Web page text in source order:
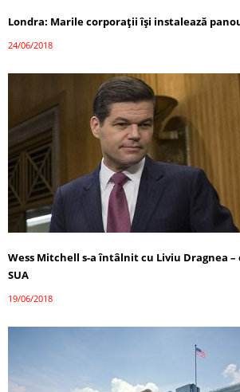
Londra: Marile corporații își instalează
24/06/2018
Wess Mitchell s-a întâlnit cu Liviu Dragnea
SUA
19/06/2018